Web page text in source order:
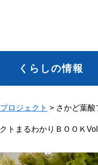
くらしの情報
ロジェクト > さかど葉
トまるわかりＢＯＯＫ